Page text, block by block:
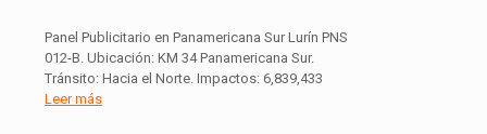
Panel Publicitario en Panamericana Sur Lurín PNS
012-B. Ubicación: KM 34 Panamericana Sur.
Tránsito: Hacia el Norte. Impactos: 6,839,433
Leer más